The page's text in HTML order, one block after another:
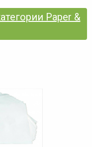
Paper &